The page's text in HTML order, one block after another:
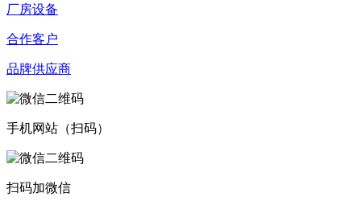
厂房设备
合作客户
品牌供应商
手机网站（扫码）
扫码加微信